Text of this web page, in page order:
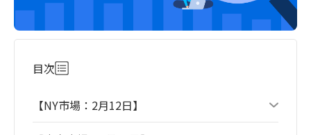
目次
【NY市場：2月12日】